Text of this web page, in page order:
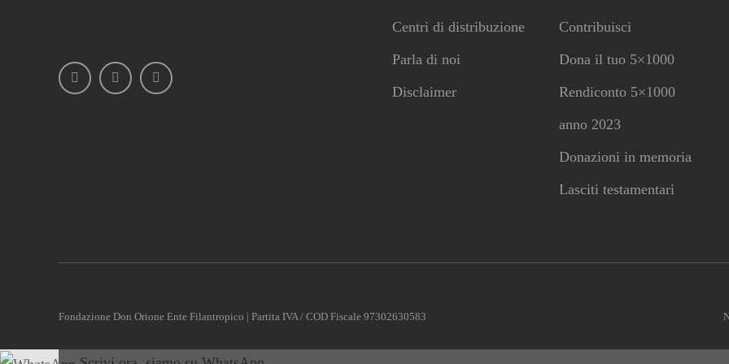
Centri di distribuzione
Parla di noi
Disclaimer
Contribuisci
Dona il tuo 5×1000
Rendiconto 5×1000
anno 2023
Donazioni in memoria
Lasciti testamentari
Fondazione Don Orione Ente Filantropico | Partita IVA / COD Fiscale 97302630583
CONTRIBUISCI ANCHE TU
Anche un piccolo aiuto può fare una grande differenza